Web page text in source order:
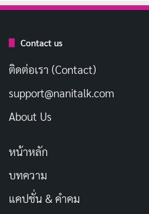
เผยแพร่เมื่อ: 3 วัน ที่
[รีวิว-เรื่องย่อ] Wild
ฉากต่อสู้ระหว่างกาบิมารุกับโฉเบ
ทั้งสองคนต่อสู้กันอย่างดุเดือด ก
Contact us
ติดต่อเรา (Contact)
support@nanitalk.com
About Us
หน้าหลัก
บทความ
แคปชั่น & คำคม